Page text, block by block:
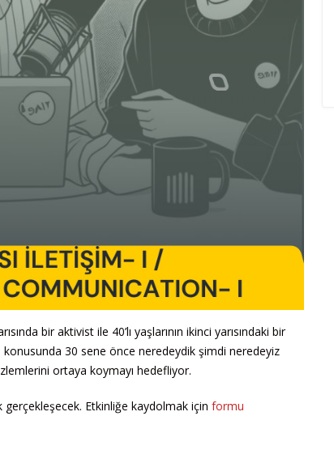
bir aktivist ile 40’lı yaşlarının ikinci yarısındaki bir
30 sene önce neredeydik şimdi neredeyiz
ortaya koymayı hedefliyor.
Etkinliğe kaydolmak için formu